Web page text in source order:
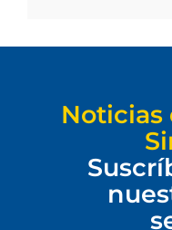
Noticias